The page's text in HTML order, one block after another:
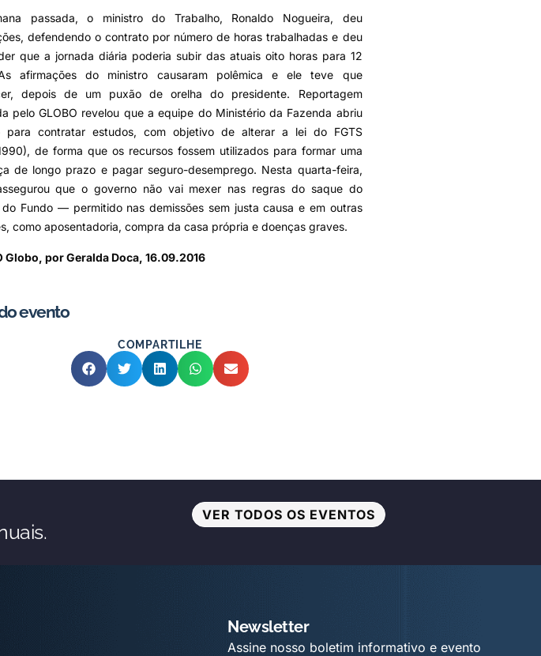
passada, o ministro do Trabalho, Ronaldo Nogueira, deu
defendendo o contrato por número de horas trabalhadas e deu
que a jornada diária poderia subir das atuais oito horas para 12
afirmações do ministro causaram polêmica e ele teve que
depois de um puxão de orelha do presidente. Reportagem
pelo GLOBO revelou que a equipe do Ministério da Fazenda abriu
para contratar estudos, com objetivo de alterar a lei do FGTS
de forma que os recursos fossem utilizados para formar uma
de longo prazo e pagar seguro-desemprego. Nesta quarta-feira,
que o governo não vai mexer nas regras do saque do
do Fundo — permitido nas demissões sem justa causa e em outras
como aposentadoria, compra da casa própria e doenças graves.
Globo, por Geralda Doca, 16.09.2016
evento
COMPARTILHE
VER TODOS OS EVENTOS
Newsletter
Assine nosso boletim informativo e evento